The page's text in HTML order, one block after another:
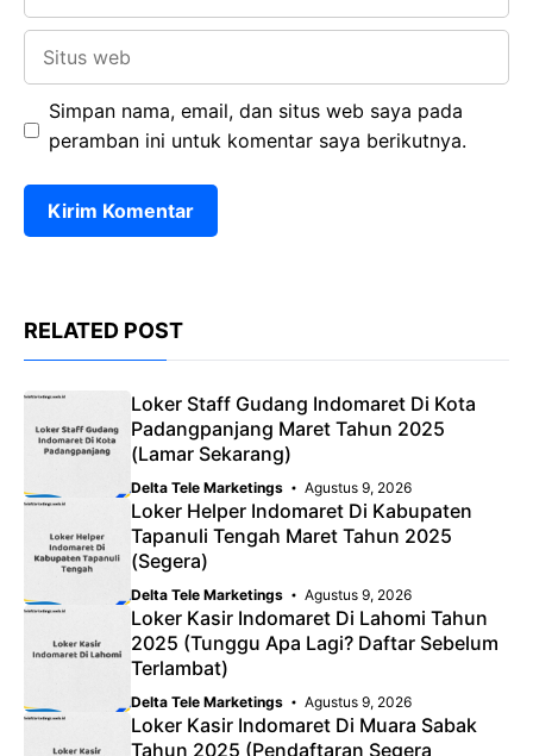
Simpan nama, email, dan situs web saya pada
peramban ini untuk komentar saya berikutnya.
RELATED POST
Loker Staff Gudang Indomaret Di Kota
Padangpanjang Maret Tahun 2025
(Lamar Sekarang)
Delta Tele Marketings Agustus 9, 2026
Loker Helper Indomaret Di Kabupaten
Tapanuli Tengah Maret Tahun 2025
(Segera)
Delta Tele Marketings Agustus 9, 2026
Loker Kasir Indomaret Di Lahomi Tahun
2025 (Tunggu Apa Lagi? Daftar Sebelum
Terlambat)
Delta Tele Marketings Agustus 9, 2026
Loker Kasir Indomaret Di Muara Sabak
Tahun 2025 (Pendaftaran Segera